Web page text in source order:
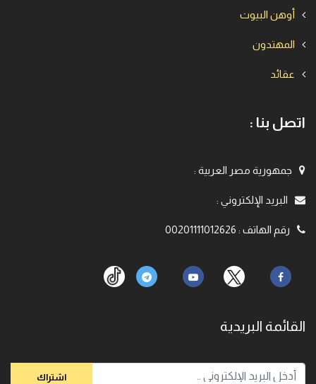
أوهن البيوت
المهتدون
عقائد
اتصل بنا :
جمهورية مصر العربية :
البريد الإلكتروني :
رقم الهاتف :
00201111012626
القائمة البريدية